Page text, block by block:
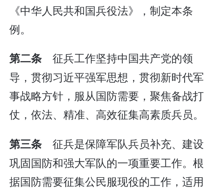
《中华人民共和国兵役法》，制定本条
例。
第二条 征兵工作坚持中国共产党的领
导，贯彻习近平强军思想，贯彻新时代军
事战略方针，服从国防需要，聚焦备战打
仗，依法、精准、高效征集高素质兵员。
第三条 征兵是保障军队兵员补充、建设
巩固国防和强大军队的一项重要工作。根
据国防需要征集公民服现役的工作，适用